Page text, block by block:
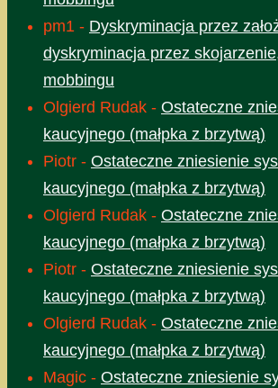
pm1 - Dyskryminacja przez
dyskryminacja przez
mobbingu
Olgierd Rudak - Ostateczne
kaucyjnego (małpka z brzytwą)
Piotr - Ostateczne zniesienie
kaucyjnego (małpka z brzytwą)
Olgierd Rudak - Ostateczne
kaucyjnego (małpka z brzytwą)
Piotr - Ostateczne zniesienie
kaucyjnego (małpka z brzytwą)
Olgierd Rudak - Ostateczne
kaucyjnego (małpka z brzytwą)
Magic - Ostateczne zniesienie